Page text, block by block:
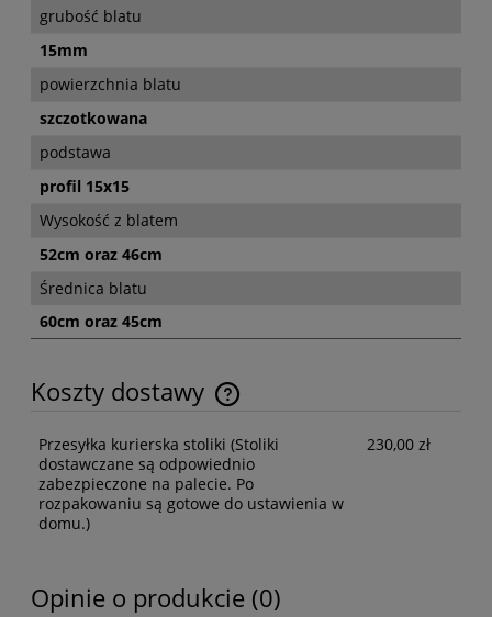
grubość blatu
15mm
powierzchnia blatu
szczotkowana
podstawa
profil 15x15
Wysokość z blatem
52cm oraz 46cm
Średnica blatu
60cm oraz 45cm
Koszty dostawy
Cena nie zawiera ewentualnych kosztów płatności
Przesyłka kurierska stoliki (Stoliki
dostawczane są odpowiednio
zabezpieczone na palecie. Po
rozpakowaniu są gotowe do ustawienia w
domu.)
230,00 zł
Opinie o produkcie (0)